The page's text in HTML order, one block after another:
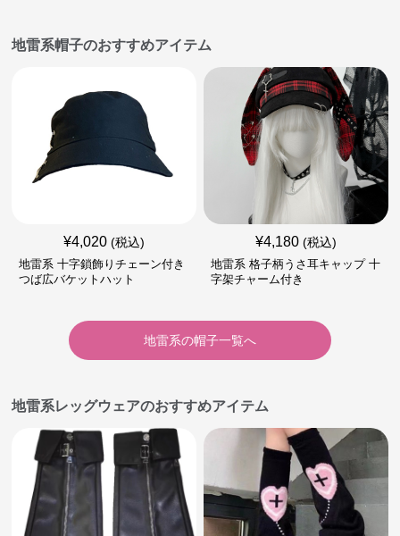
地雷系帽子のおすすめアイテム
¥4,020 (税込)
地雷系 十字鎖飾りチェーン付き
つば広バケットハット
¥4,180 (税込)
地雷系 格子柄うさ耳キャップ 十
字架チャーム付き
地雷系の帽子一覧へ
地雷系レッグウェアのおすすめアイテム